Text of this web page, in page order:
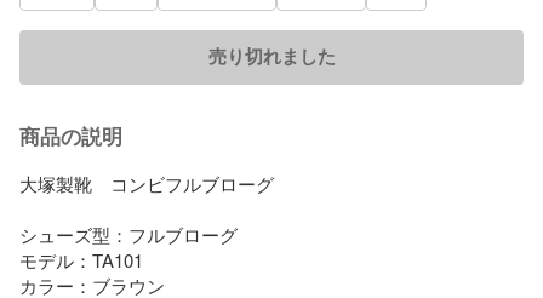
売り切れました
商品の説明
大塚製靴　コンビフルブローグ
シューズ型：フルブローグ
モデル：TA101
カラー：ブラウン